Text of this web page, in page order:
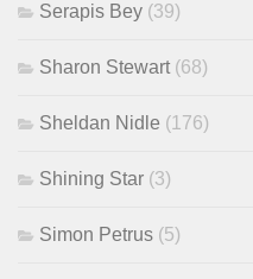
Serapis Bey (39)
Sharon Stewart (68)
Sheldan Nidle (176)
Shining Star (3)
Simon Petrus (5)